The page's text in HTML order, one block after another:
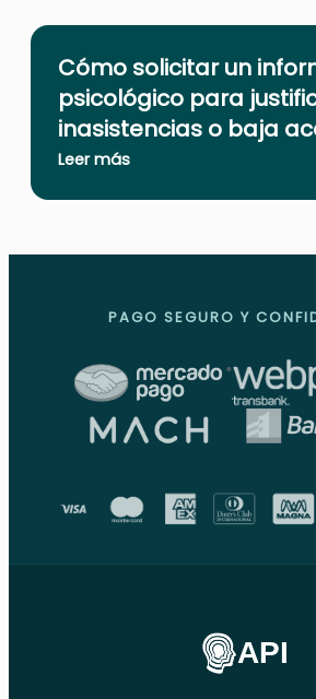
Cómo solicitar un
psicológico para
inasistencias o baja
Leer más
PAGO SEGURO Y
API